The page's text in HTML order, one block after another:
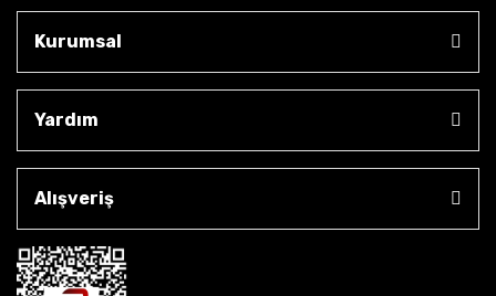
Kurumsal
Yardım
Alışveriş